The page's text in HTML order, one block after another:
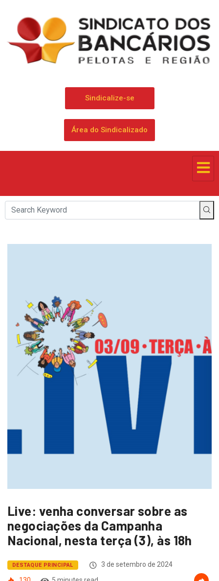
Sindicalize-se
Área do Sindicalizado
Live: venha conversar sobre as
negociações da Campanha
Nacional, nesta terça (3), às 18h
DESTAQUE PRINCIPAL
3 de setembro de 2024